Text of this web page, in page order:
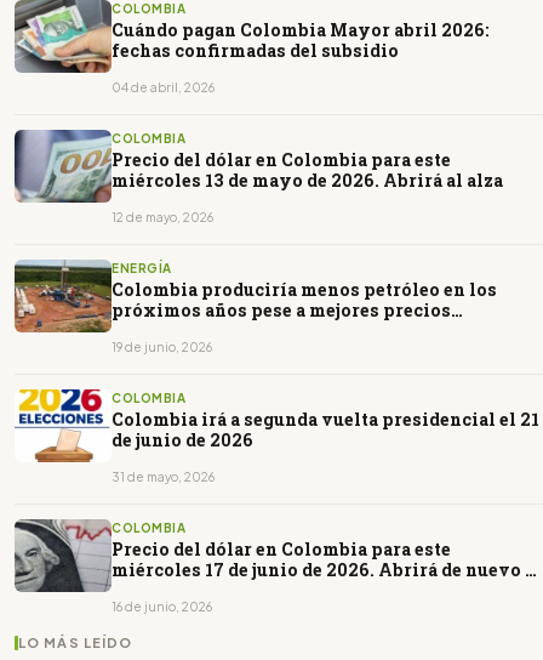
COLOMBIA
Cuándo pagan Colombia Mayor abril 2026:
fechas confirmadas del subsidio
04 de abril, 2026
COLOMBIA
Precio del dólar en Colombia para este
miércoles 13 de mayo de 2026. Abrirá al alza
12 de mayo, 2026
ENERGÍA
Colombia produciría menos petróleo en los
próximos años pese a mejores precios
19 de junio, 2026
COLOMBIA
Colombia irá a segunda vuelta presidencial el 21
de junio de 2026
31 de mayo, 2026
COLOMBIA
Precio del dólar en Colombia para este
miércoles 17 de junio de 2026. Abrirá de nuevo a
16 de junio, 2026
LO MÁS LEÍDO